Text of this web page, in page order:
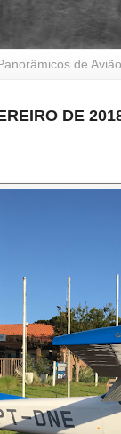
de Avião
DE